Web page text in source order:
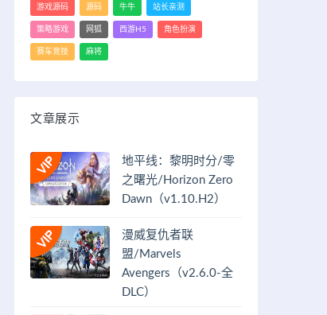
游戏源码 源码 牛牛 站长亲测
策略游戏 网狐 西游H5 角色扮演
赛车竞技 麻将
文章展示
地平线：黎明时分/零
之曙光/Horizon Zero
Dawn（v1.10.H2）
漫威复仇者联
盟/Marvels
Avengers（v2.6.0-全
DLC）